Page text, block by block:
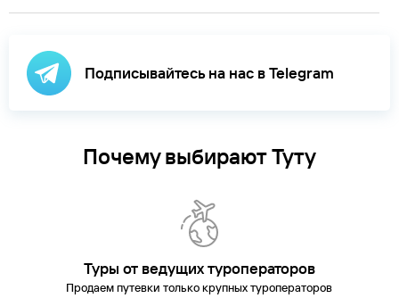
Подписывайтесь на нас в Telegram
Почему выбирают Туту
Туры от ведущих туроператоров
Продаем путевки только крупных туроператоров